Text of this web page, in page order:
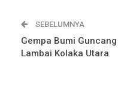
SEBELUMNYA
Gempa Bumi Guncang
Lambai Kolaka Utara